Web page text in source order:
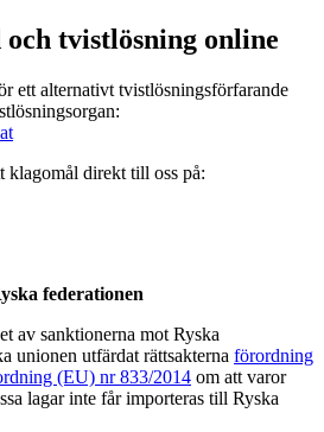
tvistlösning online
ett alternativt tvistlösningsförfarande
klagomål direkt till oss på:
federationen
av sanktionerna mot Ryska
unionen utfärdat rättsakterna förordning
(EU) nr 833/2014 om att varor
lagar inte får importeras till Ryska